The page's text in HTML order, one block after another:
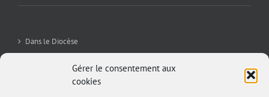
Gérer le consentement aux
cookies
Dans le Diocèse